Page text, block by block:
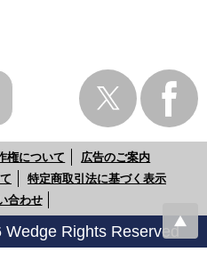
権について
広告のご案内
特定商取引法に基づく表示
合わせ
Rights Reserved